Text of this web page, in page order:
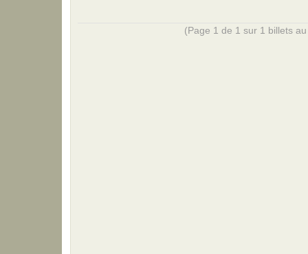
(Page 1 de 1 sur 1 billets